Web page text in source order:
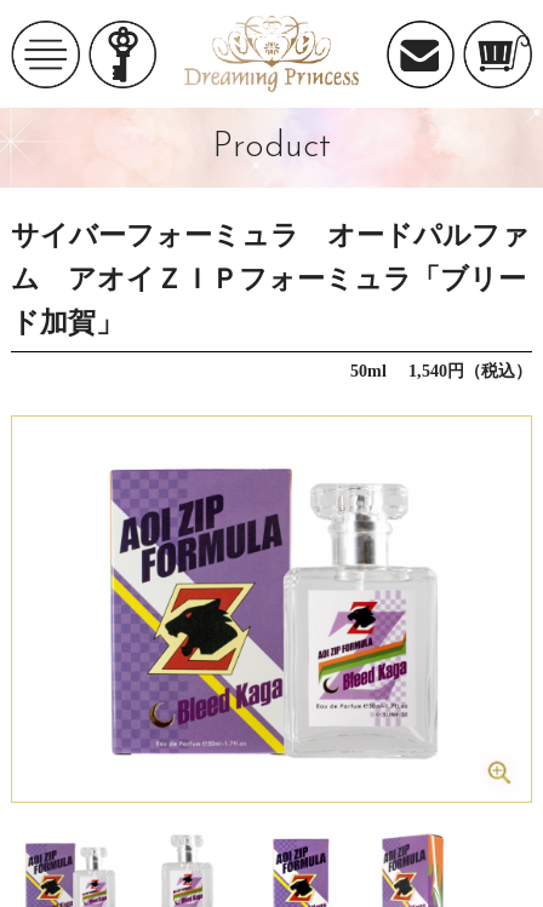
Product
サイバーフォーミュラ オードパルファ
ム アオイＺＩＰフォーミュラ「ブリー
ド加賀」
50ml 1,540円（税込）